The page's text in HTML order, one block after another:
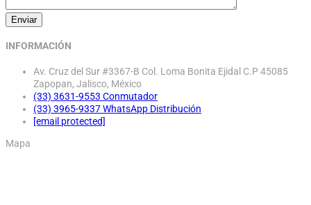
INFORMACIÓN
Av. Cruz del Sur #3367-B Col. Loma Bonita Ejidal C.P 45085
Zapopan, Jalisco, México
(33) 3631-9553 Conmutador
(33) 3965-9337 WhatsApp Distribución
[email protected]
Mapa